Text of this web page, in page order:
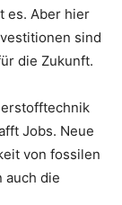
es. Aber hier
sind
die Zukunft.
Jobs. Neue
von fossilen
auch die